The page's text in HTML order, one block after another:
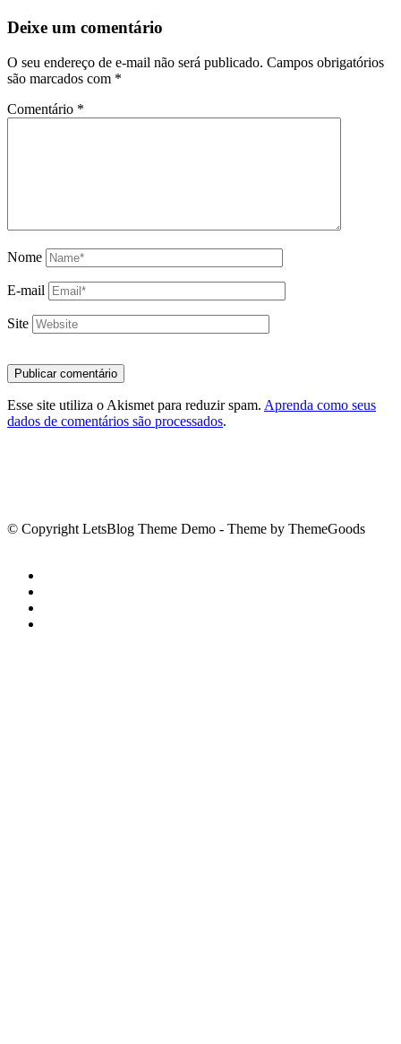
Deixe um comentário
O seu endereço de e-mail não será publicado. Campos obrigatórios
são marcados com *
Comentário *
Nome
E-mail
Site
Esse site utiliza o Akismet para reduzir spam. Aprenda como seus
dados de comentários são processados.
© Copyright LetsBlog Theme Demo - Theme by ThemeGoods